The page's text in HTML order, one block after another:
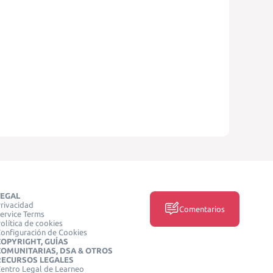
Terms
de cookies
de Cookies
GUÍAS
DSA & OTROS
LEGALES
Legal de Learneo
Comentarios